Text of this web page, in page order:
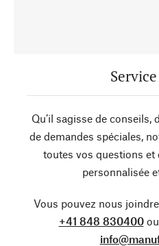
Qu’il sagisse de conseils,
de demandes spéciales,
toutes vos questions et
personnalisée
Vous pouvez nous
+41 848 830400ou